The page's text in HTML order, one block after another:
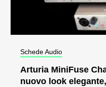
Schede Audio
Arturia MiniFuse
nuovo look